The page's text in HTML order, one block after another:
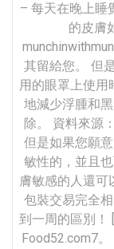
– 每天在晚上睡
的皮膚
其留給您。 但
用的眼罩上使用
地減少浮腫和
除。 資料來源
但是如果您願
敏性的，並且
膚敏感的人還
包裝交易完全
到一周的區別！
Food52.com7